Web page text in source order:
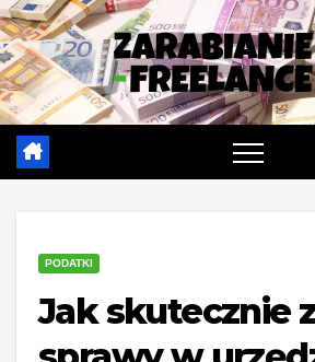
Skip
to
content
PODATKI
Jak skutecznie